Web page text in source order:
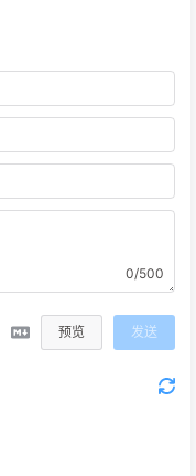
0/500
预览 发送